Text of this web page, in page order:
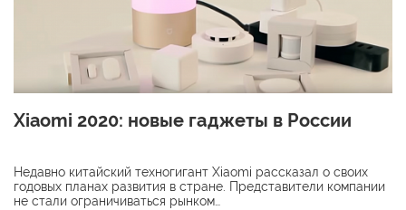
Xiaomi 2020: новые гаджеты в России
Недавно китайский техногигант Xiaomi рассказал о своих
годовых планах развития в стране. Представители компании
не стали ограничиваться рынком…